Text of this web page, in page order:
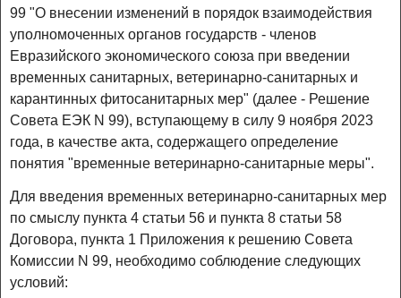
99 "О внесении изменений в порядок взаимодействия
уполномоченных органов государств - членов
Евразийского экономического союза при введении
временных санитарных, ветеринарно-санитарных и
карантинных фитосанитарных мер" (далее - Решение
Совета ЕЭК N 99), вступающему в силу 9 ноября 2023
года, в качестве акта, содержащего определение
понятия "временные ветеринарно-санитарные меры".
Для введения временных ветеринарно-санитарных мер
по смыслу пункта 4 статьи 56 и пункта 8 статьи 58
Договора, пункта 1 Приложения к решению Совета
Комиссии N 99, необходимо соблюдение следующих
условий: